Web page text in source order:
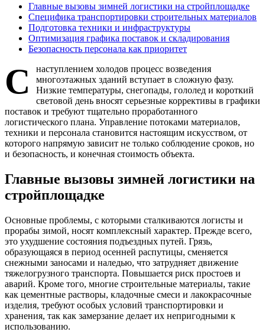
Главные вызовы зимней логистики на стройплощадке
Специфика транспортировки строительных материалов
Подготовка техники и инфраструктуры
Оптимизация графика поставок и складирования
Безопасность персонала как приоритет
С
наступлением холодов процесс возведения
многоэтажных зданий вступает в сложную фазу.
Низкие температуры, снегопады, гололед и короткий
световой день вносят серьезные коррективы в графики
поставок и требуют тщательно проработанного
логистического плана. Управление потоками материалов,
техники и персонала становится настоящим искусством, от
которого напрямую зависит не только соблюдение сроков, но
и безопасность, и конечная стоимость объекта.
Главные вызовы зимней логистики на
стройплощадке
Основные проблемы, с которыми сталкиваются логисты и
прорабы зимой, носят комплексный характер. Прежде всего,
это ухудшение состояния подъездных путей. Грязь,
образующаяся в период осенней распутицы, сменяется
снежными заносами и наледью, что затрудняет движение
тяжелогрузного транспорта. Повышается риск простоев и
аварий. Кроме того, многие строительные материалы, такие
как цементные растворы, кладочные смеси и лакокрасочные
изделия, требуют особых условий транспортировки и
хранения, так как замерзание делает их непригодными к
использованию.